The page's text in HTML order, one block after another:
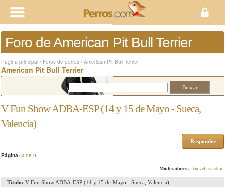
Foro de American Pit Bull Terrier
Página principal / Foros de perros / American Pit Bull Terrier
American Pit Bull Terrier
V Fun Show ADBA-ESP (14 y 15 de Mayo - Sueca,
Valencia)
Responder
Página: 3 de 9
Moderadores: Damzel sandrarf
Titulo: V Fun Show ADBA-ESP (14 y 15 de Mayo - Sueca, Valencia)